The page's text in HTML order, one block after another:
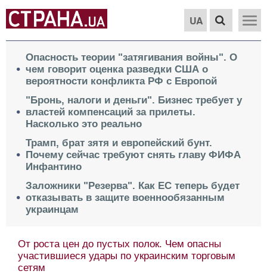
UA
Опасность теории "затягивания войны". О
чем говорит оценка разведки США о
вероятности конфликта РФ с Европой
"Бронь, налоги и деньги". Бизнес требует у
властей компенсаций за прилеты.
Насколько это реально
Трамп, брат зятя и европейский бунт.
Почему сейчас требуют снять главу ФИФА
Инфантино
Заложники "Резерва". Как ЕС теперь будет
отказывать в защите военнообязанным
украинцам
От роста цен до пустых полок. Чем опасны
участившиеся удары по украинским торговым
сетям